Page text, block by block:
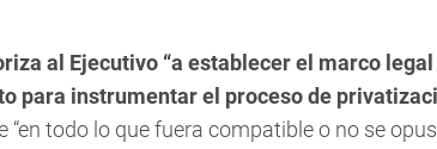
al Ejecutivo “a establecer el marco
para instrumentar el proceso de
“en todo lo que fuera compatible o no se